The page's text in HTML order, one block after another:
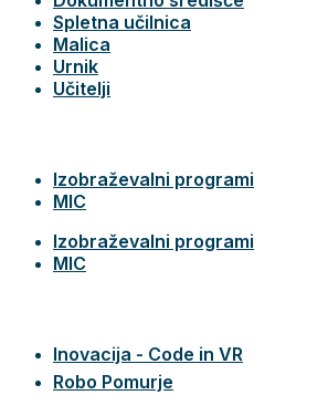
Spletna učilnica
Malica
Urnik
Učitelji
Izobraževalni programi
MIC
Izobraževalni programi
MIC
Inovacija - Code in VR
Robo Pomurje